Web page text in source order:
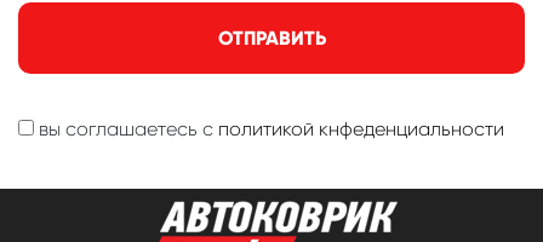
ОТПРАВИТЬ
вы соглашаетесь с политикой кнфеденциальности